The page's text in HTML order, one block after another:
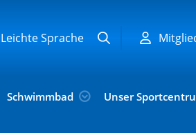
Leichte Sprache
Schwimmbad Unser